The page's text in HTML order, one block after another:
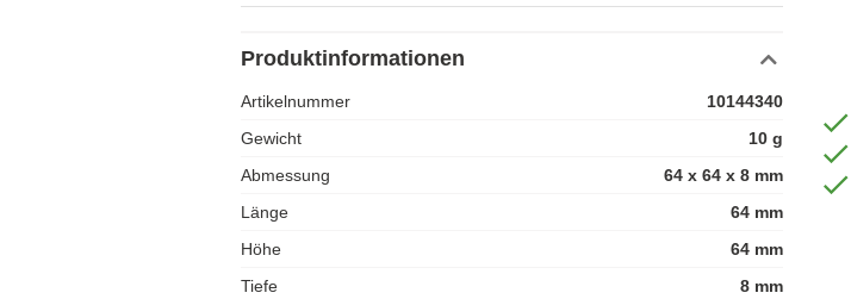
Produktinformationen
Artikelnummer
10144340
Gewicht
10 g
Abmessung
64 x 64 x 8 mm
Länge
64 mm
Höhe
64 mm
Tiefe
8 mm